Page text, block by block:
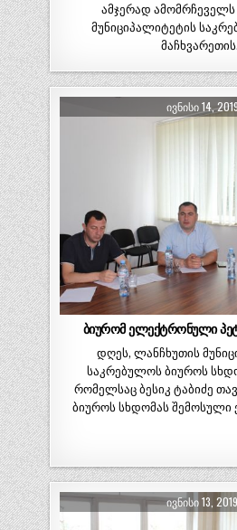
ამჯერად
მუნიციპალიტეტის
ᲘᲕᲜᲘᲡᲘ 14,
ბიურომ ელექტრონული
დღეს, ლანჩხუთის
საკრებულოს ბიუროს
რომელსაც ბესიკ ტაბიძე
ბიუროს სხდომას
ᲘᲕᲜᲘᲡᲘ 13, 2019